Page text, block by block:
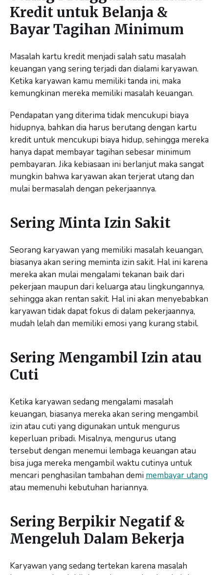
Kredit untuk Belanja &
Bayar Tagihan Minimum
Masalah kartu kredit menjadi salah satu masalah
keuangan yang sering terjadi dan dialami karyawan.
Ketika karyawan kamu memiliki tanda ini, maka
kemungkinan mereka memiliki masalah keuangan.
Pendapatan yang diterima tidak mencukupi biaya
hidupnya, bahkan dia harus berutang dengan kartu
kredit untuk mencukupi biaya hidup, sehingga mereka
hanya dapat membayar tagihan sebesar minimum
pembayaran. Jika kebiasaan ini berlanjut maka sangat
mungkin bahwa karyawan akan terjerat utang dan
mulai bermasalah dengan pekerjaannya.
Sering Minta Izin Sakit
Seorang karyawan yang memiliki masalah keuangan,
biasanya akan sering meminta izin sakit. Hal ini karena
mereka akan mulai mengalami tekanan baik dari
pekerjaan maupun dari keluarga atau lingkungannya,
sehingga akan rentan sakit. Hal ini akan menyebabkan
karyawan tidak dapat fokus di dalam pekerjaannya,
mudah lelah dan memiliki emosi yang kurang stabil.
Sering Mengambil Izin atau
Cuti
Ketika karyawan sedang mengalami masalah
keuangan, biasanya mereka akan sering mengambil
izin atau cuti yang digunakan untuk mengurus
keperluan pribadi. Misalnya, mengurus utang
tersebut dengan menemui lembaga keuangan atau
bisa juga mereka mengambil waktu cutinya untuk
mencari penghasilan tambahan demi membayar utang
atau memenuhi kebutuhan hariannya.
Sering Berpikir Negatif &
Mengeluh Dalam Bekerja
Karyawan yang sedang tertekan karena masalah